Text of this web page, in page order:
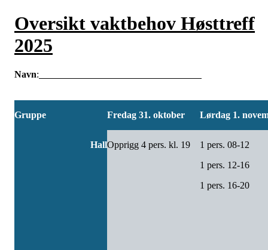
Oversikt vaktbehov Høsttreff
2025
Navn:
Gruppe Fredag 31. oktober Lørdag 1.
HallOpprigg 4 pers. kl. 19
1 pers. 08-12
1 pers. 12-16
1 pers. 16-20